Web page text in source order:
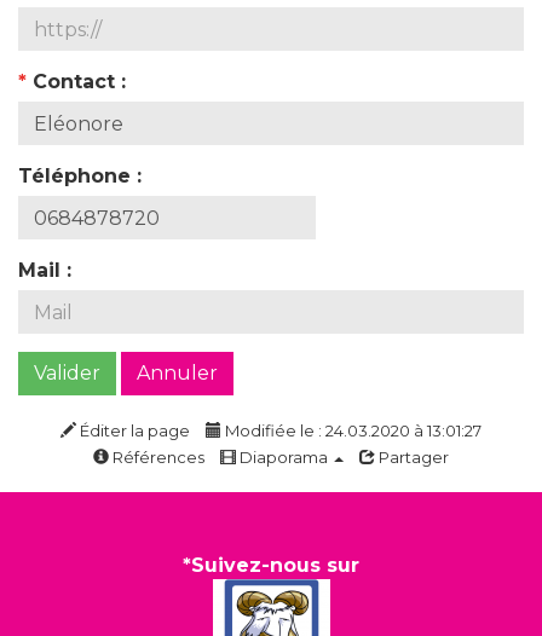
* Contact :
Téléphone :
Mail :
Valider Annuler
Éditer la page
Modifiée le : 24.03.2020 à 13:01:27
Références
Diaporama Partager
*Suivez-nous sur